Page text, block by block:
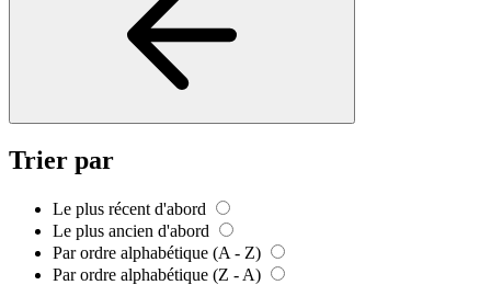
Trier par
Le plus récent d'abord
Le plus ancien d'abord
Par ordre alphabétique (A - Z)
Par ordre alphabétique (Z - A)